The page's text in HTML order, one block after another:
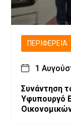
ΠΕΡΙΦΈΡΕΙΑ
1
Συνάντηση
Υφυπουργό Εθνικής Οικονομίας &